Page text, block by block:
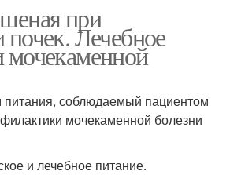
при
почек. Лечебное
мочекаменной
соблюдаемый пациентом
мочекаменной болезни
и лечебное питание.